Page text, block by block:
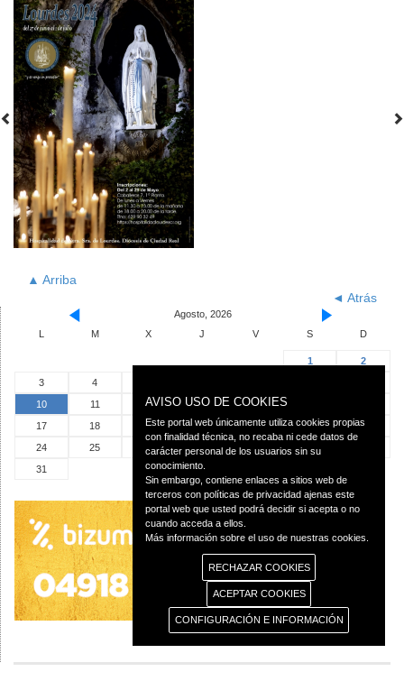
▲ Arriba
◄ Atrás
Agosto, 2026
L
M X J V S D
1
2
3
4
10
11 12 13 14
17
18 19 20 21 22
23
24
25 26 27 28 29
31
AVISO USO DE COOKIES
Este portal web únicamente utiliza cookies propias
con finalidad técnica, no recaba ni cede datos de
carácter personal de los usuarios sin su
conocimiento.
Sin embargo, contiene enlaces a sitios web de
terceros con políticas de privacidad ajenas este
portal web que usted podrá decidir si acepta o no
cuando acceda a ellos.
Más información sobre el uso de nuestras cookies.
RECHAZAR COOKIES
ACEPTAR COOKIES
CONFIGURACIÓN E INFORMACIÓN